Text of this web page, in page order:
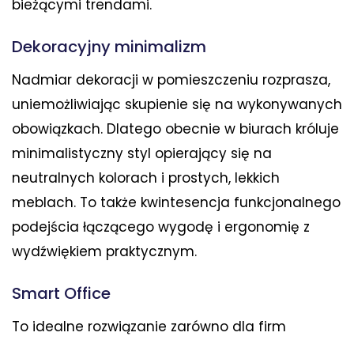
bieżącymi trendami.
Dekoracyjny minimalizm
Nadmiar dekoracji w pomieszczeniu rozprasza,
uniemożliwiając skupienie się na wykonywanych
obowiązkach. Dlatego obecnie w biurach króluje
minimalistyczny styl opierający się na
neutralnych kolorach i prostych, lekkich
meblach. To także kwintesencja funkcjonalnego
podejścia łączącego wygodę i ergonomię z
wydźwiękiem praktycznym.
Smart Office
To idealne rozwiązanie zarówno dla firm